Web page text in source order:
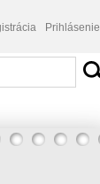
Prihlásenie